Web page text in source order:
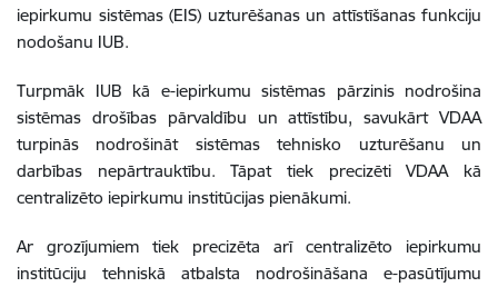
iepirkumu sistēmas (EIS) uzturēšanas un attīstīšanas funkciju
nodošanu IUB.
Turpmāk IUB kā e-iepirkumu sistēmas pārzinis nodrošina
sistēmas drošības pārvaldību un attīstību, savukārt VDAA
turpinās nodrošināt sistēmas tehnisko uzturēšanu un
darbības nepārtrauktību. Tāpat tiek precizēti VDAA kā
centralizēto iepirkumu institūcijas pienākumi.
Ar grozījumiem tiek precizēta arī centralizēto iepirkumu
institūciju tehniskā atbalsta nodrošināšana e-pasūtījumu